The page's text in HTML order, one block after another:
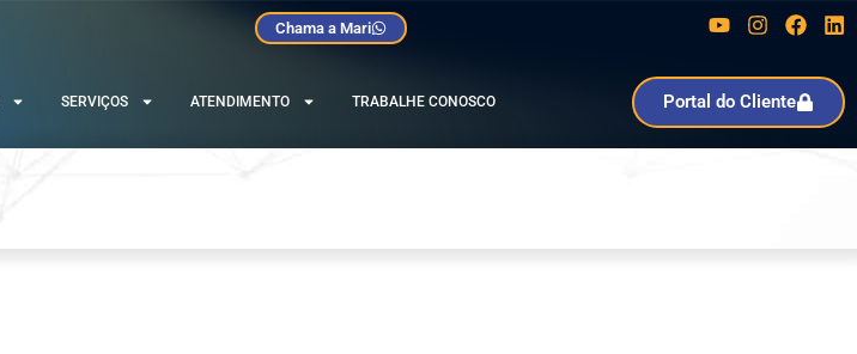
Chama a Mari
SERVIÇOS ATENDIMENTO TRABALHE CONOSCO Portal do Cliente